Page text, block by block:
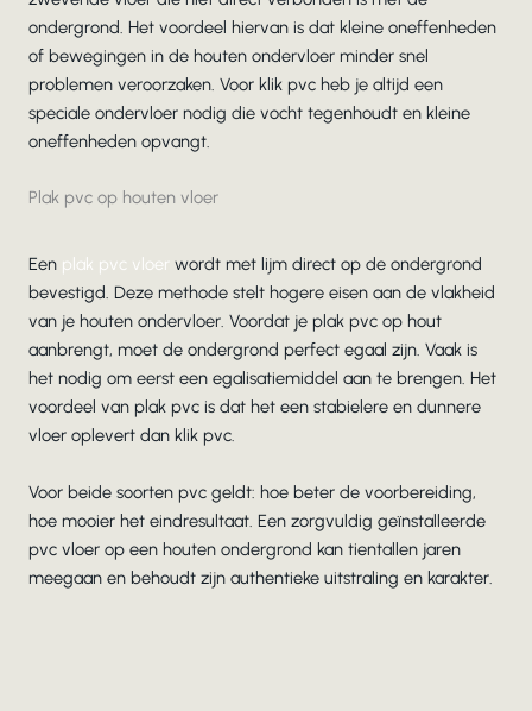
ondergrond. Het voordeel hiervan is dat kleine oneffenheden
of bewegingen in de houten ondervloer minder snel
problemen veroorzaken. Voor klik pvc heb je altijd een
speciale ondervloer nodig die vocht tegenhoudt en kleine
oneffenheden opvangt.
Plak pvc op houten vloer
Een plak pvc vloer wordt met lijm direct op de ondergrond
bevestigd. Deze methode stelt hogere eisen aan de vlakheid
van je houten ondervloer. Voordat je plak pvc op hout
aanbrengt, moet de ondergrond perfect egaal zijn. Vaak is
het nodig om eerst een egalisatiemiddel aan te brengen. Het
voordeel van plak pvc is dat het een stabielere en dunnere
vloer oplevert dan klik pvc.
Voor beide soorten pvc geldt: hoe beter de voorbereiding,
hoe mooier het eindresultaat. Een zorgvuldig geïnstalleerde
pvc vloer op een houten ondergrond kan tientallen jaren
meegaan en behoudt zijn authentieke uitstraling en karakter.